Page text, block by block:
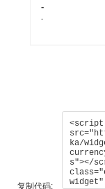
复制代码: